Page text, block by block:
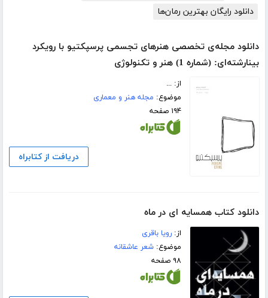
دانلود رایگان بهترین رمان‌ها
دانلود مجله‌ی تخصصی هنرهای تجسمی پرسپکتیو با رویکرد
بینارشته‌ای: (شماره 1) هنر و تکنولوژی
از: ...
موضوع: مجله هنر و معماری
۱۹۴ صفحه
دریافت از کتابراه
دانلود کتاب همسایه ای در ماه
از:رویا باقری
موضوع:شعر عاشقانه
۹۸ صفحه